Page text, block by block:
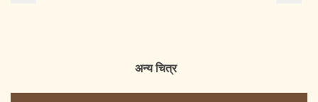
अन्य चित्र